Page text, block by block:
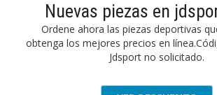
Nuevas piezas en
Ordene ahora las piezas deportivas
obtenga los mejores precios en
Jdsport no solicitado.